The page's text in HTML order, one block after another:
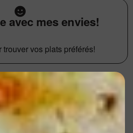
avec mes envies!
vos plats préférés!